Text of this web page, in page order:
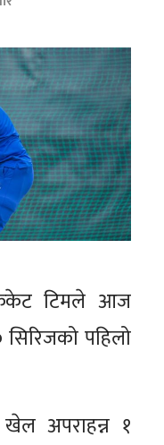
टिमले आज
सिरिजको पहिलो
खेल अपराहन्न १